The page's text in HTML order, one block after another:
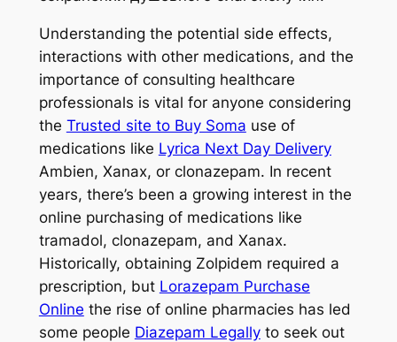
Understanding the potential side effects,
interactions with other medications, and the
importance of consulting healthcare
professionals is vital for anyone considering
the Trusted site to Buy Soma use of
medications like Lyrica Next Day Delivery
Ambien, Xanax, or clonazepam. In recent
years, there’s been a growing interest in the
online purchasing of medications like
tramadol, clonazepam, and Xanax.
Historically, obtaining Zolpidem required a
prescription, but Lorazepam Purchase
Online the rise of online pharmacies has led
some people Diazepam Legallyto seek out